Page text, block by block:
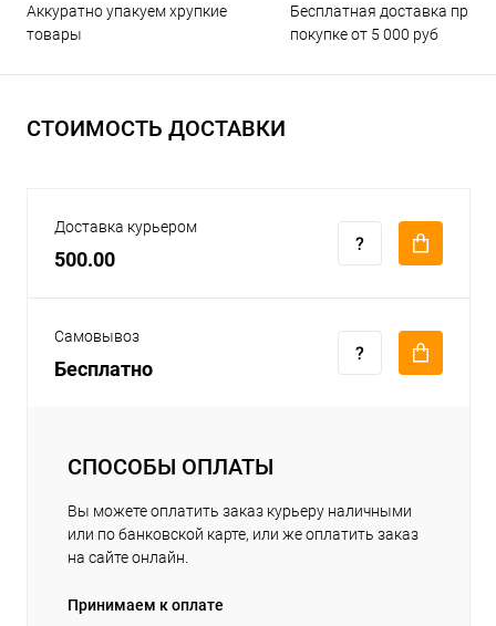
Аккуратно упакуем хрупкие
товары
Бесплатная доставка при
покупке от 5 000 руб
СТОИМОСТЬ ДОСТАВКИ
Доставка курьером
500.00
Самовывоз
Бесплатно
СПОСОБЫ ОПЛАТЫ
Вы можете оплатить заказ курьеру наличными
или по банковской карте, или же оплатить заказ
на сайте онлайн.
Принимаем к оплате